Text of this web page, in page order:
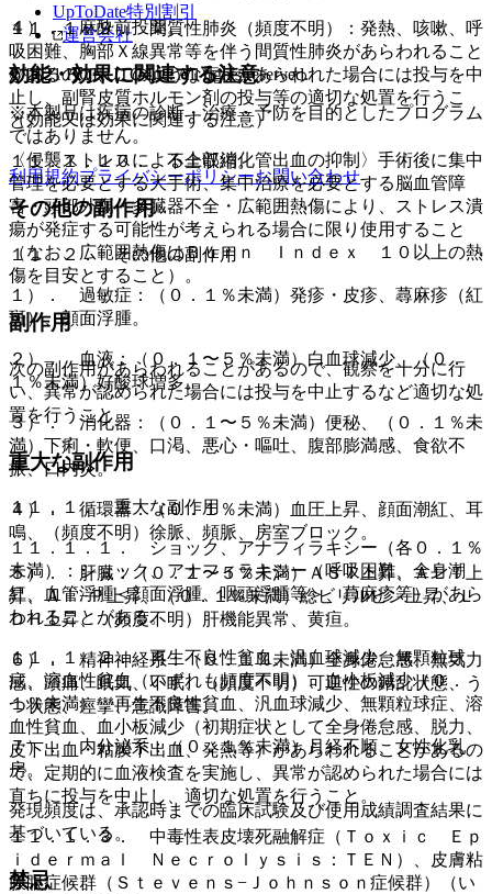
１１．１．９． 間質性肺炎（頻度不明）：発熱、咳嗽、呼
吸困難、胸部Ｘ線異常等を伴う間質性肺炎があらわれること
があるので、このような症状があらわれた場合には投与を中
止し、副腎皮質ホルモン剤の投与等の適切な処置を行うこ
と。
１１．１．１０． 不全収縮。
その他の副作用
１１．２． その他の副作用
１）． 過敏症：（０．１％未満）発疹・皮疹、蕁麻疹（紅
斑）、顔面浮腫。
２）． 血液：（０．１〜５％未満）白血球減少、（０．
１％未満）好酸球増多。
３）． 消化器：（０．１〜５％未満）便秘、（０．１％未
満）下痢・軟便、口渇、悪心・嘔吐、腹部膨満感、食欲不
振、口内炎。
４）． 循環器：（０．１％未満）血圧上昇、顔面潮紅、耳
鳴、（頻度不明）徐脈、頻脈、房室ブロック。
５）． 肝臓：（０．１〜５％未満）ＡＳＴ上昇、ＡＬＴ上
昇、Ａｌ−Ｐ上昇、（０．１％未満）総ビリルビン上昇、Ｌ
ＤＨ上昇、（頻度不明）肝機能異常、黄疸。
６）． 精神神経系：（０．１％未満）全身倦怠感、無気力
感、頭痛、眠気、不眠、（頻度不明）可逆性の錯乱状態、う
つ状態、痙攣、意識障害。
７）． 内分泌系：（０．１％未満）月経不順、女性化乳
房。
発現頻度は、承認時までの臨床試験及び使用成績調査結果に
基づいている。
禁忌
４）． 麻酔前投薬。
効能・効果に関連する注意
（効能又は効果に関連する注意）
〈侵襲ストレスによる上部消化管出血の抑制〉手術後に集中
管理を必要とする大手術、集中治療を必要とする脳血管障
害・頭部外傷・多臓器不全・広範囲熱傷により、ストレス潰
瘍が発症する可能性が考えられる場合に限り使用すること
（なお、広範囲熱傷はＢｕｒｎ Ｉｎｄｅｘ １０以上の熱
傷を目安とすること）。
副作用
次の副作用があらわれることがあるので、観察を十分に行
い、異常が認められた場合には投与を中止するなど適切な処
置を行うこと。
重大な副作用
１１．１． 重大な副作用
１１．１．１． ショック、アナフィラキシー（各０．１％
未満）：ショック、アナフィラキシー（呼吸困難、全身潮
紅、血管浮腫＜顔面浮腫、咽頭浮腫等＞、蕁麻疹等）があら
われることがある。
１１．１．２． 再生不良性貧血、汎血球減少、無顆粒球
症、溶血性貧血（いずれも頻度不明）、血小板減少（０．
１％未満）：再生不良性貧血、汎血球減少、無顆粒球症、溶
血性貧血、血小板減少（初期症状として全身倦怠感、脱力、
皮下出血・粘膜下出血、発熱等）があらわれることがあるの
で、定期的に血液検査を実施し、異常が認められた場合には
直ちに投与を中止し、適切な処置を行うこと。
１１．１．３． 中毒性表皮壊死融解症（Ｔｏｘｉｃ Ｅｐ
ｉｄｅｒｍａｌ Ｎｅｃｒｏｌｙｓｉｓ：ＴＥＮ）、皮膚粘
膜眼症候群（Ｓｔｅｖｅｎｓ−Ｊｏｈｎｓｏｎ症候群）（い
UpToDate特別割引
運営会社
© 2021 HOKUTO Inc. All rights reserved.
※本製品は疾病の診断・治療・予防を目的としたプログラム
ではありません。
利用規約プライバシーポリシーお問い合わせ